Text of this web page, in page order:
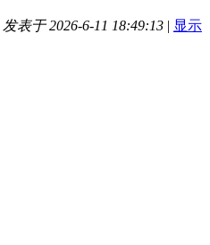
发表于 2026-6-11 18:49:13 | 显示